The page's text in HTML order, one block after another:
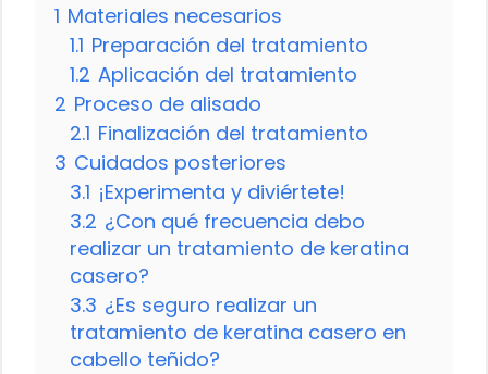
1 Materiales necesarios
1.1 Preparación del tratamiento
1.2 Aplicación del tratamiento
2 Proceso de alisado
2.1 Finalización del tratamiento
3 Cuidados posteriores
3.1 ¡Experimenta y diviértete!
3.2 ¿Con qué frecuencia debo
realizar un tratamiento de keratina
casero?
3.3 ¿Es seguro realizar un
tratamiento de keratina casero en
cabello teñido?